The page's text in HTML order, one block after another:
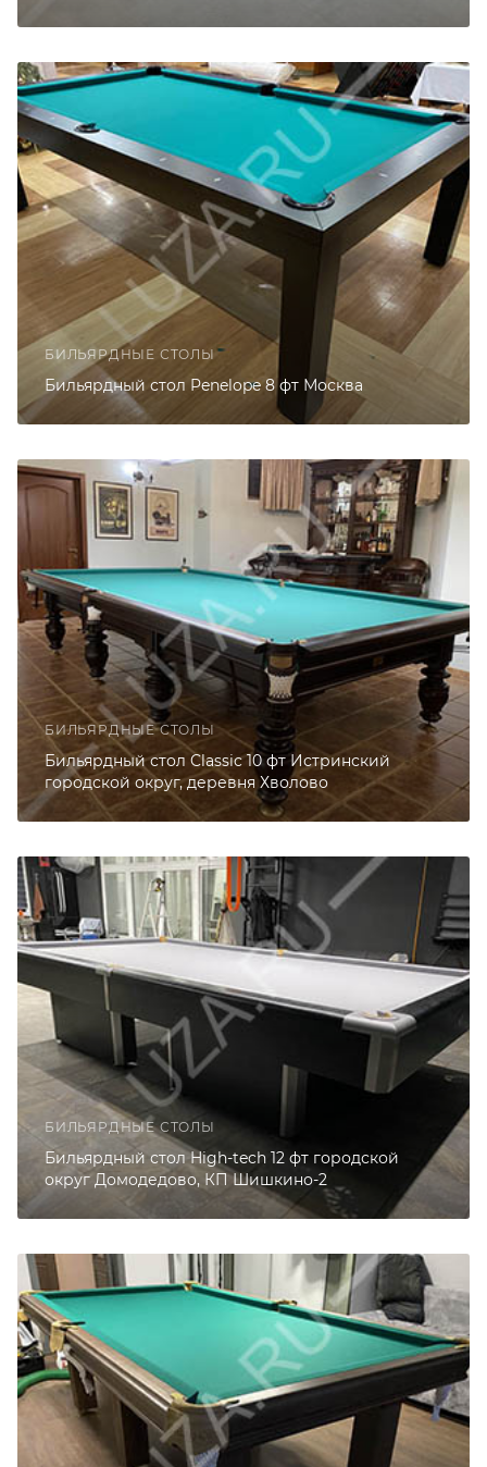
БИЛЬЯРДНЫЕ СТОЛЫ
Бильярдный стол Penelope 8 фт Москва
БИЛЬЯРДНЫЕ СТОЛЫ
Бильярдный стол Classic 10 фт Истринский
городской округ, деревня Хволово
БИЛЬЯРДНЫЕ СТОЛЫ
Бильярдный стол High-tech 12 фт городской
округ Домодедово, КП Шишкино-2